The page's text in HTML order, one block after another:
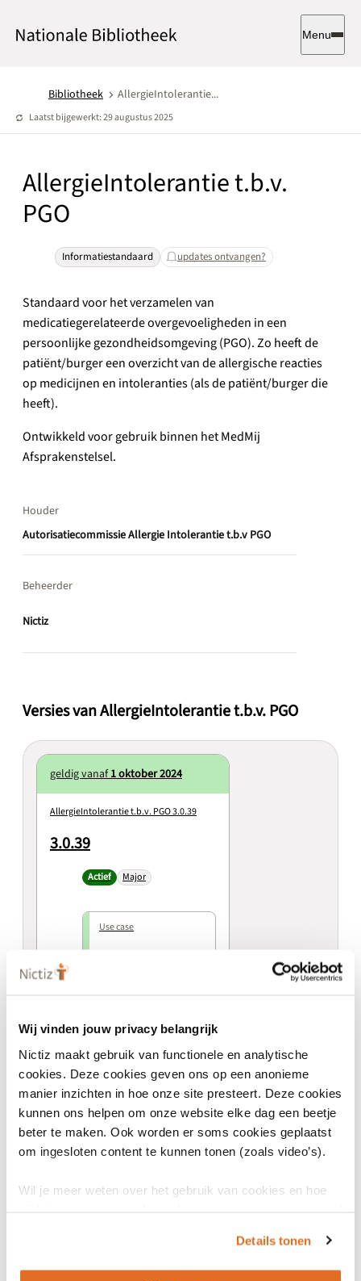
Wij vinden jouw privacy belangrijk
Nictiz maakt gebruik van functionele en analytische
cookies. Deze cookies geven ons op een anonieme
manier inzichten in hoe onze site presteert. Deze cookies
kunnen ons helpen om onze website elke dag een beetje
beter te maken. Ook worden er soms cookies geplaatst
om ingesloten content te kunnen tonen (zoals video’s).
Wil je meer weten over het gebruik van cookies en hoe
Details tonen
Menu
Bibliotheek AllergieIntolerantie...
Laatst bijgewerkt: 29 augustus 2025
AllergieIntolerantie t.b.v.
PGO
Informatiestandaard updates ontvangen?
Standaard voor het verzamelen van
medicatiegerelateerde overgevoeligheden in een
persoonlijke gezondheidsomgeving (PGO). Zo heeft de
patiënt/burger een overzicht van de allergische reacties
op medicijnen en intoleranties (als de patiënt/burger die
heeft).
Ontwikkeld voor gebruik binnen het MedMij
Afsprakenstelsel.
Houder
Autorisatiecommissie Allergie Intolerantie t.b.v PGO
Beheerder
Nictiz
Versies van AllergieIntolerantie t.b.v. PGO
geldig vanaf 1 oktober 2024
AllergieIntolerantie t.b.v. PGO 3.0.39
3.0.39
Actief Major
Use case
Use case
Raadplegen
medicatiegerelateer
de allergie- en
intolerantiegegevens
vertaling door
patiënt 3.0.39